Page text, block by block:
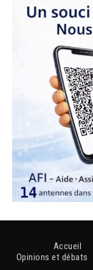
Accueil
Opinions et débats